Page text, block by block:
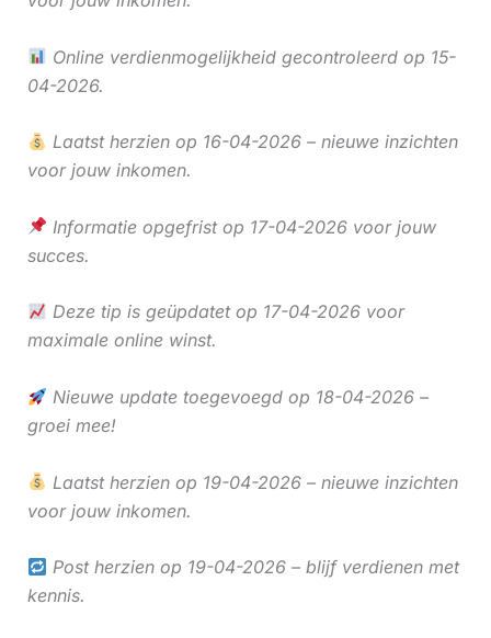
Online verdienmogelijkheid gecontroleerd op 15-
04-2026.
Laatst herzien op 16-04-2026 – nieuwe inzichten
voor jouw inkomen.
Informatie opgefrist op 17-04-2026 voor jouw
succes.
Deze tip is geüpdatet op 17-04-2026 voor
maximale online winst.
Nieuwe update toegevoegd op 18-04-2026 –
groei mee!
Laatst herzien op 19-04-2026 – nieuwe inzichten
voor jouw inkomen.
Post herzien op 19-04-2026 – blijf verdienen met
kennis.